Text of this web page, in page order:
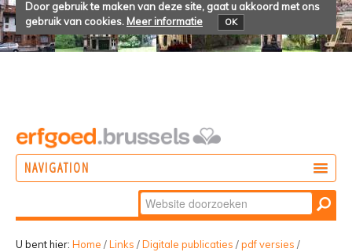
Door gebruik te maken van deze site, gaat u akkoord met ons
gebruik van cookies. Meer informatie OK
NAVIGATION
Zoek
Geavanceerd
zoeken...
U bent hier: Home /Links /Digitale publicaties /pdf versies /